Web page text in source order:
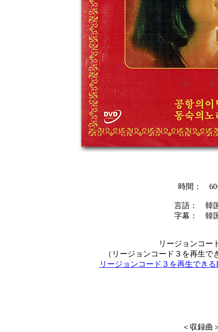
時間： 60
言語： 韓
字幕： 韓
リージョンコ
（リージョンコード３を再生
リージョンコード３を再生でき
＜収録曲